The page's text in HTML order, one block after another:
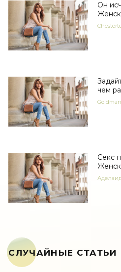
Он
чем
Goldman
Секс
СЛУЧАЙНЫЕ СТАТЬИ